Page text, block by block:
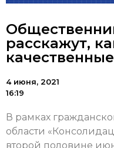
расскажут,
4 июня, 2021
16:19
В рамках
области
второй половине